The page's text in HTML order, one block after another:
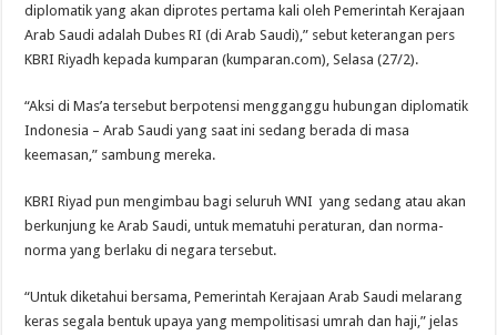
diplomatik yang akan diprotes pertama kali oleh Pemerintah Kerajaan
Arab Saudi adalah Dubes RI (di Arab Saudi),” sebut keterangan pers
KBRI Riyadh kepada kumparan (kumparan.com), Selasa (27/2).
“Aksi di Mas’a tersebut berpotensi mengganggu hubungan diplomatik
Indonesia – Arab Saudi yang saat ini sedang berada di masa
keemasan,” sambung mereka.
KBRI Riyad pun mengimbau bagi seluruh WNI yang sedang atau akan
berkunjung ke Arab Saudi, untuk mematuhi peraturan, dan norma-
norma yang berlaku di negara tersebut.
“Untuk diketahui bersama, Pemerintah Kerajaan Arab Saudi melarang
keras segala bentuk upaya yang mempolitisasi umrah dan haji,” jelas